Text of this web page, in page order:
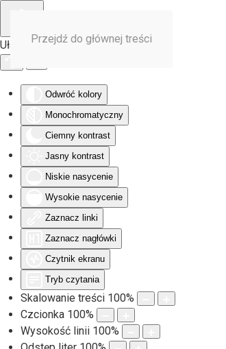
Ułatwienia dostępu
Odwróć kolory
Monochromatyczny
Ciemny kontrast
Jasny kontrast
Niskie nasycenie
Wysokie nasycenie
Zaznacz linki
Zaznacz nagłówki
Czytnik ekranu
Tryb czytania
Skalowanie treści 100%
Czcionka 100%
Wysokość linii 100%
Przejdź do głównej treści